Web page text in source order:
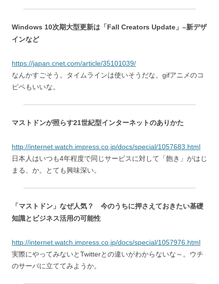
Windows 10次期大型更新は「Fall Creators Update」–新デザ
インなど
https://japan.cnet.com/article/35101039/
なんかすごそう。タイムラインは使いそうだな。gifアニメのコ
ピペもいいな。
マストドンが照らす21世紀型インターネットのありかた
http://internet.watch.impress.co.jp/docs/special/1057683.html
日本人はいつも4年程度で同じサービスに対して「飽き」がはじ
まる、か。とても興味深い。
「マストドン」なぜ人気？ 今のうちに押さえておきたい基礎
知識とビジネス活用の可能性
http://internet.watch.impress.co.jp/docs/special/1057976.html
実際にやってみないとTwitterとの違いがわからないな～。ウチ
のサーバに立ててみようか。